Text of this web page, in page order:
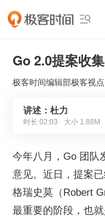

Go 2.0提案收
极客时间编辑部极客视点
讲述：杜力
时长 02:03 大小 1.88M
今年八月，Go 团队
意见。近日，提案
格瑞史莫（Robert
最重要的阶段，也